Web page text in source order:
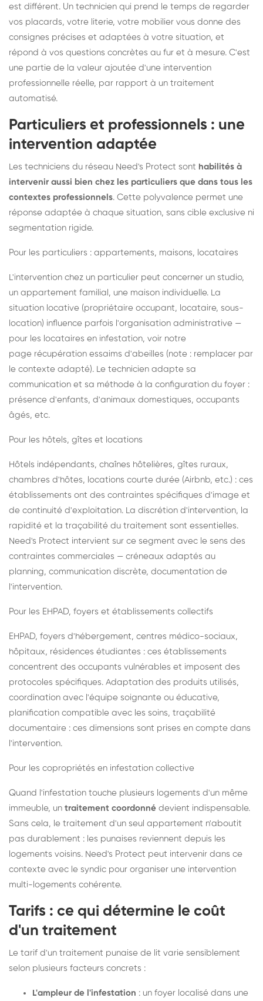
est différent. Un technicien qui prend le temps de regarder
vos placards, votre literie, votre mobilier vous donne des
consignes précises et adaptées à votre situation, et
répond à vos questions concrètes au fur et à mesure. C'est
une partie de la valeur ajoutée d'une intervention
professionnelle réelle, par rapport à un traitement
automatisé.
Particuliers et professionnels : une
intervention adaptée
Les techniciens du réseau Need's Protect sont habilités à
intervenir aussi bien chez les particuliers que dans tous les
contextes professionnels. Cette polyvalence permet une
réponse adaptée à chaque situation, sans cible exclusive ni
segmentation rigide.
Pour les particuliers : appartements, maisons, locataires
L'intervention chez un particulier peut concerner un studio,
un appartement familial, une maison individuelle. La
situation locative (propriétaire occupant, locataire, sous-
location) influence parfois l'organisation administrative —
pour les locataires en infestation, voir notre
page récupération essaims d'abeilles (note : remplacer par
le contexte adapté). Le technicien adapte sa
communication et sa méthode à la configuration du foyer :
présence d'enfants, d'animaux domestiques, occupants
âgés, etc.
Pour les hôtels, gîtes et locations
Hôtels indépendants, chaînes hôtelières, gîtes ruraux,
chambres d'hôtes, locations courte durée (Airbnb, etc.) : ces
établissements ont des contraintes spécifiques d'image et
de continuité d'exploitation. La discrétion d'intervention, la
rapidité et la traçabilité du traitement sont essentielles.
Need's Protect intervient sur ce segment avec le sens des
contraintes commerciales — créneaux adaptés au
planning, communication discrète, documentation de
l'intervention.
Pour les EHPAD, foyers et établissements collectifs
EHPAD, foyers d'hébergement, centres médico-sociaux,
hôpitaux, résidences étudiantes : ces établissements
concentrent des occupants vulnérables et imposent des
protocoles spécifiques. Adaptation des produits utilisés,
coordination avec l'équipe soignante ou éducative,
planification compatible avec les soins, traçabilité
documentaire : ces dimensions sont prises en compte dans
l'intervention.
Pour les copropriétés en infestation collective
Quand l'infestation touche plusieurs logements d'un même
immeuble, un traitement coordonné devient indispensable.
Sans cela, le traitement d'un seul appartement n'aboutit
pas durablement : les punaises reviennent depuis les
logements voisins. Need's Protect peut intervenir dans ce
contexte avec le syndic pour organiser une intervention
multi-logements cohérente.
Tarifs : ce qui détermine le coût
d'un traitement
Le tarif d'un traitement punaise de lit varie sensiblement
selon plusieurs facteurs concrets :
L'ampleur de l'infestation : un foyer localisé dans une